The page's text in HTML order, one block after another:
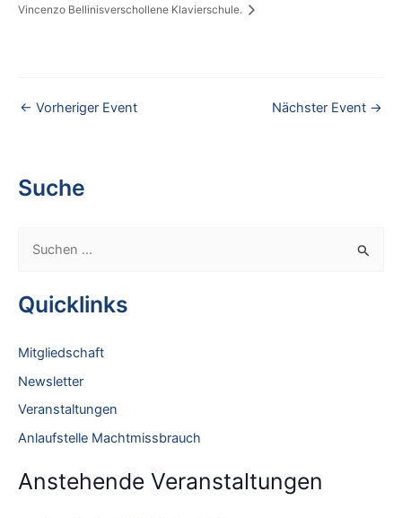
Vincenzo Bellinisverschollene Klavierschule.
← Vorheriger Event Nächster Event →
Suche
h
c
h
Quicklinks
Mitgliedschaft
Newsletter
Veranstaltungen
Anlaufstelle Machtmissbrauch
Anstehende Veranstaltungen